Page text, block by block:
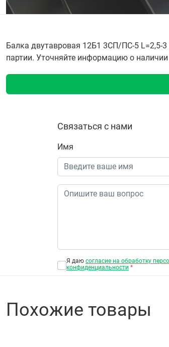
Балка двутавровая 12Б1 3СП/ПС-5 L=2,5-
партии. Уточняйте информацию о
Связаться с нами
Имя
Я даю согласие на обработку
конфиденциальности *
Похожие товары